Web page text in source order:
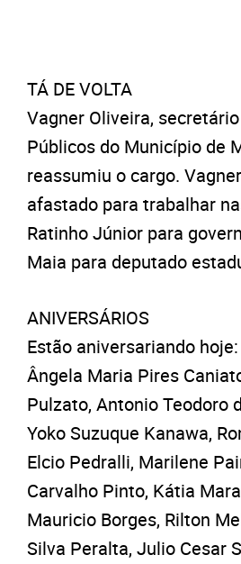
TÁ DE VOLTA
Vagner Oliveira,
Públicos do Município de
reassumiu o cargo.
afastado para trabalhar
Ratinho Júnior para
Maia para deputado
ANIVERSÁRIOS
Estão aniversariando hoje:
Ângela Maria Pires
Pulzato, Antonio Teodoro
Yoko Suzuque Kanawa,
Elcio Pedralli, Marilene
Carvalho Pinto, Kátia
Mauricio Borges, Rilton
Silva Peralta, Julio Cesar